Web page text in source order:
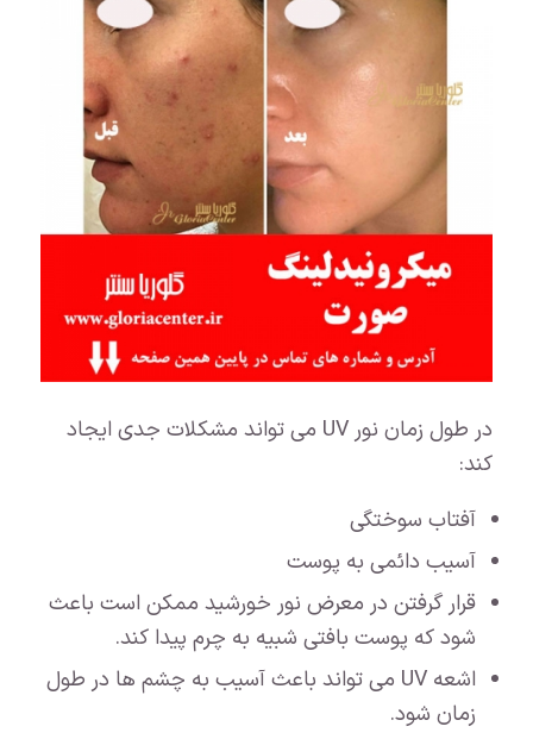
در طول زمان نور UV می تواند مشکلات جدی ایجاد
کند:
آفتاب سوختگی
آسیب دائمی به پوست
قرار گرفتن در معرض نور خورشید ممکن است باعث
شود که پوست بافتی شبیه به چرم پیدا کند.
اشعه UV می تواند باعث آسیب به چشم ها در طول
زمان شود.